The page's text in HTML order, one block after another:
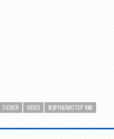
TICKER VIDEO ЖУРНАЛИСТЕР КҮНІ